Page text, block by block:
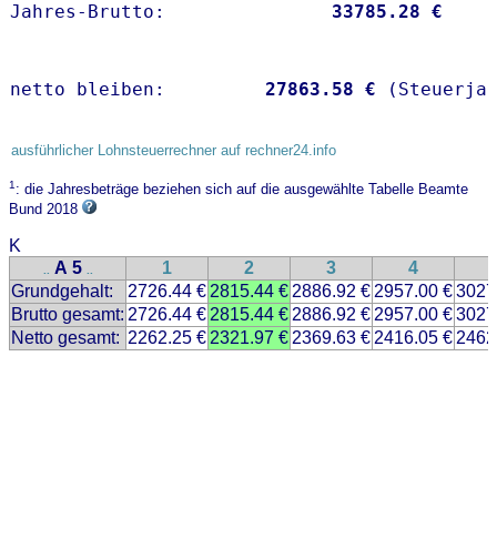
Jahres-Brutto: 33785.28 €
netto bleiben: 27863.58 €
ausführlicher Lohnsteuerrechner auf rechner24.info
1: die Jahresbeträge beziehen sich auf die ausgewählte Tabelle Beamte
Bund 2018
K
.. A 5 .. 1 2 3 4
Grundgehalt:
2726.44 € 2815.44 € 2886.92 € 2957.00 €
Brutto gesamt: 2726.44 € 2815.44 € 2886.92 € 2957.00 €
Netto gesamt: 2262.25 € 2321.97 € 2369.63 € 2416.05 €